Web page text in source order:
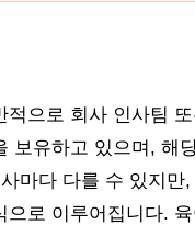
적으로 회사 인사팀
보유하고 있으며, 해
마다 다를 수 있지
으로 이루어집니다.